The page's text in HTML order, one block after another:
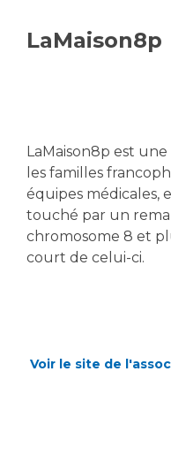
LaMaison8p
LaMaison8p est
les familles
équipes médicales,
touché par un
chromosome 8 et
court de celui-ci.
Voir le site de